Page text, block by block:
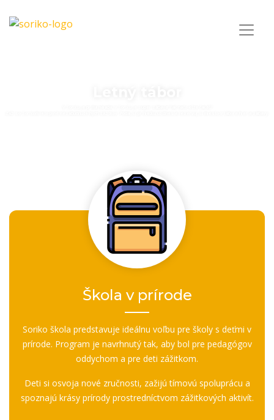
Škola v prírode
Soriko škola predstavuje ideálnu voľbu pre školy s deťmi v
prírode. Program je navrhnutý tak, aby bol pre pedagógov
oddychom a pre deti zážitkom.
Deti si osvoja nové zručnosti, zažijú tímovú spoluprácu a
spoznajú krásy prírody prostredníctvom zážitkových aktivít.